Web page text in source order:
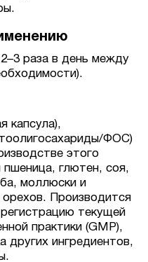
раза в день между
капсула),
ФОС)
этого
пшеница, глютен, соя,
моллюски и
Производится
текущей
практики (GMP),
других ингредиентов,